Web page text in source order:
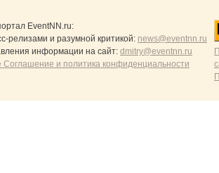
EventNN.ru:
релизами и разумной критикой: news@eventnn.ru
информации на сайт: dmitry@eventnn.ru
Соглашение и политика конфиденциальности